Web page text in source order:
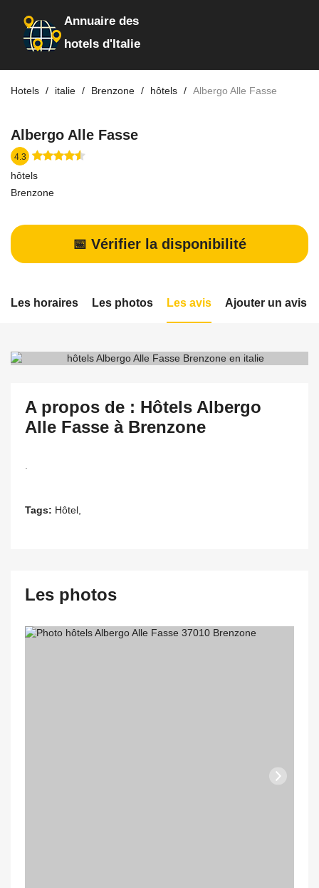
Annuaire des
hotels d'Italie
Hotels italie Brenzone hôtels Albergo Alle Fasse
Albergo Alle Fasse
4.3
hôtels
Brenzone
📅 Vérifier la disponibilité
Les horaires Les photos Les avis Ajouter un avis
A propos de : Hôtels Albergo
Alle Fasse à Brenzone
Tags: Hôtel,
Les photos